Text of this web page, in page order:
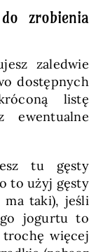
zrobienia
zaledwie
dostępnych
listę
ewentualne
tu gęsty
to użyj gęsty
ma taki), jeśli
jogurtu to
więcej